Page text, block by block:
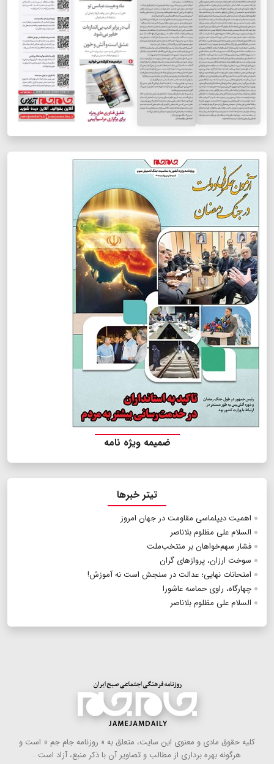
ضمیمه ویژه نامه
تیتر خبرها
اهمیت دیپلماسی مقاومت در جهان امروز
السلام علی مظلوم بلاناصر
فشار سهم‌خواهان بر منتخب‌ملت
سوخت ارزان، پروازهای گران
امتحانات نهایی؛ عدالت در سنجش است نه آموزش!
چهارگاه، راوی حماسه عاشورا
السلام علی مظلوم بلاناصر
كلیه حقوق مادی و معنوی این سایت، متعلق به « روزنامه جام جم » است و
هرگونه بهره ‌برداری از مطالب و تصاویر آن با ذكر منبع، آزاد است .